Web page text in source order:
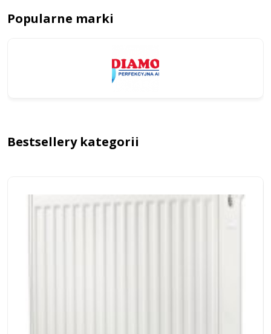
Popularne marki
Bestsellery kategorii